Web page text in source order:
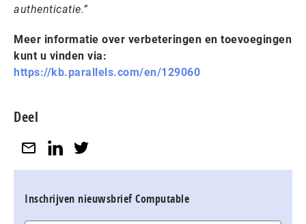
authenticatie.”
Meer informatie over verbeteringen en toevoegingen
kunt u vinden via:
https://kb.parallels.com/en/129060
Deel
Inschrijven nieuwsbrief Computable